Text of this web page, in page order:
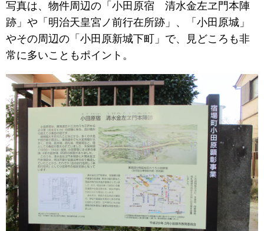
写真は、物件周辺の「小田原宿 清水金左ヱ門本陣
跡」や「明治天皇宮ノ前行在所跡」、「小田原城」
やその周辺の「小田原新城下町」で、見どころも非
常に多いこともポイント。